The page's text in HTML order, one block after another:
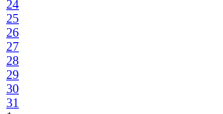
24
25
26
27
28
29
30
31